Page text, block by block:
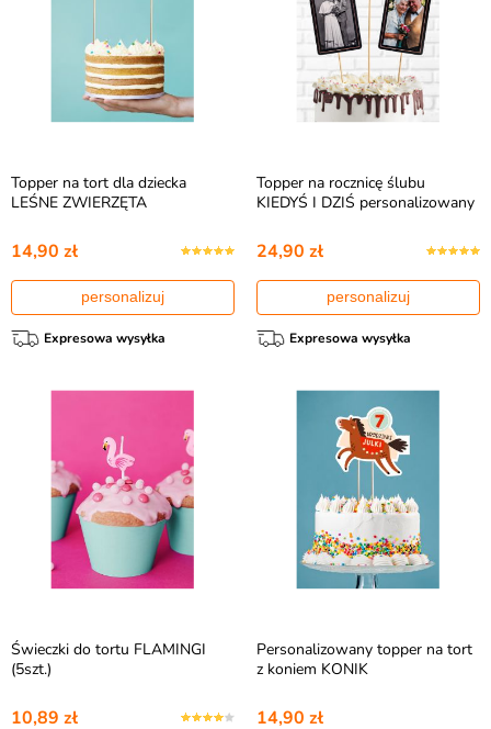
Topper na tort dla dziecka
LEŚNE ZWIERZĘTA
14,90 zł
personalizuj
Expresowa wysyłka
Topper na rocznicę ślubu
KIEDYŚ I DZIŚ personalizowany
24,90 zł
personalizuj
Expresowa wysyłka
Świeczki do tortu FLAMINGI
(5szt.)
10,89 zł
Personalizowany topper na tort
z koniem KONIK
14,90 zł